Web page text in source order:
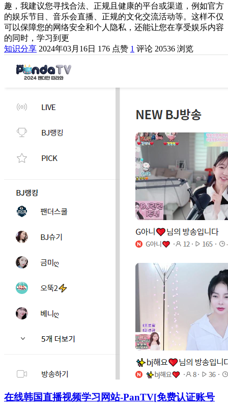
趣，我建议您寻找合法、正规且健康的平台或渠道，例如官方
的娱乐节目、音乐会直播、正规的文化交流活动等。这样不仅
可以保障您的网络安全和个人隐私，还能让您在享受娱乐内容
的同时，学习到更
知识分享 2024年03月16日 176 点赞 1 评论 20536 浏览
在线韩国直播视频学习网站-PanTV[免费认证账号